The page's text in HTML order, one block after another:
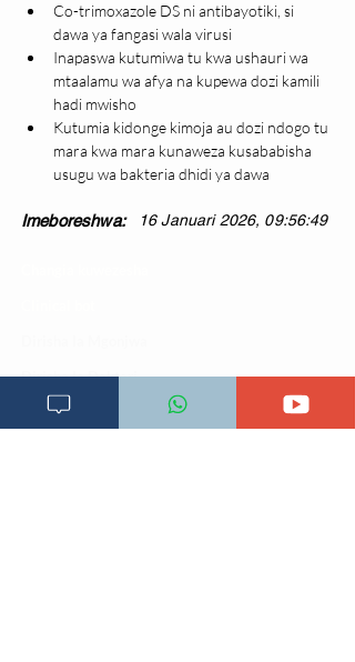
Co-trimoxazole DS ni antibayotiki, si
dawa ya fangasi wala virusi
Inapaswa kutumiwa tu kwa ushauri wa
mtaalamu wa afya na kupewa dozi kamili
hadi mwisho
Kutumia kidonge kimoja au dozi ndogo tu
mara kwa mara kunaweza kusababisha
usugu wa bakteria dhidi ya dawa
Imeboreshwa: 16 Januari 2026, 09:56:49
Dirisha la Daktari
Dodoso la matibabu